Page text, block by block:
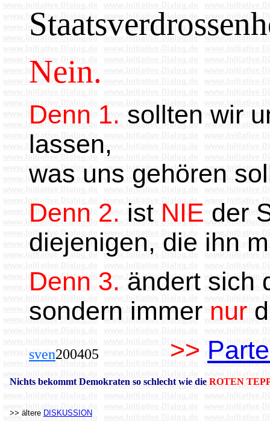
Nein.
Denn 1. sollten wir
lassen,
was uns gehören
Denn 2. ist NIE der
diejenigen, die ihn
Denn 3. ändert sich
sondern immer nur
sven200405 >>
Nichts bekommt Demokraten so schlecht wie die ROTEN
>> ältere DISKUSSION